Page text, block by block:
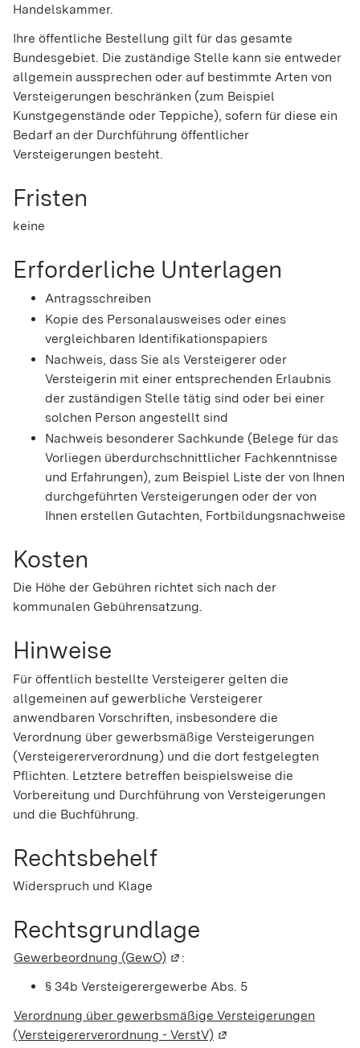
Handelskammer.
Ihre öffentliche Bestellung gilt für das gesamte
Bundesgebiet. Die zuständige Stelle kann sie entweder
allgemein aussprechen oder auf bestimmte Arten von
Versteigerungen beschränken (zum Beispiel
Kunstgegenstände oder Teppiche), sofern für diese ein
Bedarf an der Durchführung öffentlicher
Versteigerungen besteht.
Fristen
keine
Erforderliche Unterlagen
Antragsschreiben
Kopie des Personalausweises oder eines
vergleichbaren Identifikationspapiers
Nachweis, dass Sie als Versteigerer oder
Versteigerin mit einer entsprechenden Erlaubnis
der zuständigen Stelle tätig sind oder bei einer
solchen Person angestellt sind
Nachweis besonderer Sachkunde (Belege für das
Vorliegen überdurchschnittlicher Fachkenntnisse
und Erfahrungen), zum Beispiel Liste der von Ihnen
durchgeführten Versteigerungen oder der von
Ihnen erstellen Gutachten, Fortbildungsnachweise
Kosten
Die Höhe der Gebühren richtet sich nach der
kommunalen Gebührensatzung.
Hinweise
Für öffentlich bestellte Versteigerer gelten die
allgemeinen auf gewerbliche Versteigerer
anwendbaren Vorschriften, insbesondere die
Verordnung über gewerbsmäßige Versteigerungen
(Versteigererverordnung) und die dort festgelegten
Pflichten. Letztere betreffen beispielsweise die
Vorbereitung und Durchführung von Versteigerungen
und die Buchführung.
Rechtsbehelf
Widerspruch und Klage
Rechtsgrundlage
Gewerbeordnung (GewO) (Wird in einem neuen Fenster
:
§ 34b Versteigerergewerbe Abs. 5
Verordnung über gewerbsmäßige Versteigerungen
(Versteigererverordnung - VerstV) (Wird in einem neuen